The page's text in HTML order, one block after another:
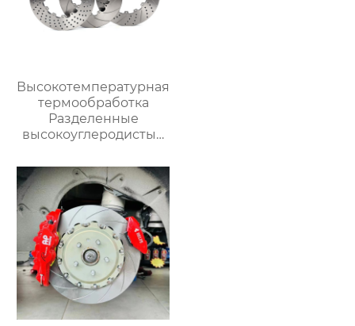
Высокотемпературная
термообработка
Разделенные
высокоуглеродистые
Модифицированные
тормозные диски
автомобиля Подходит
для
модифицированных
суппортов